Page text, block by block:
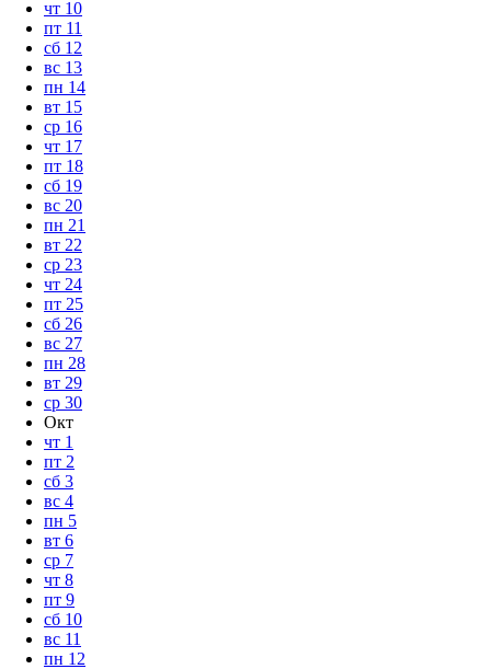
чт 10
пт 11
сб 12
вс 13
пн 14
вт 15
ср 16
чт 17
пт 18
сб 19
вс 20
пн 21
вт 22
ср 23
чт 24
пт 25
сб 26
вс 27
пн 28
вт 29
ср 30
Окт
чт 1
пт 2
сб 3
вс 4
пн 5
вт 6
ср 7
чт 8
пт 9
сб 10
вс 11
пн 12